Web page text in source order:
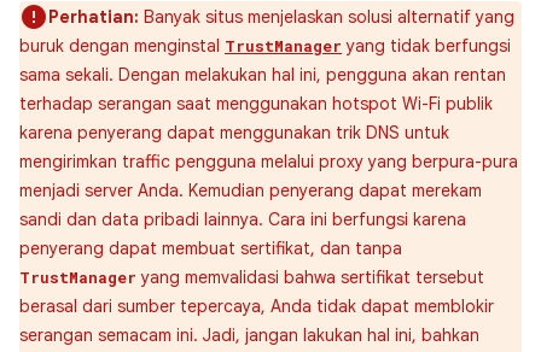
Perhatian: Banyak situs menjelaskan solusi alternatif yang
buruk dengan menginstal TrustManager yang tidak berfungsi
sama sekali. Dengan melakukan hal ini, pengguna akan rentan
terhadap serangan saat menggunakan hotspot Wi-Fi publik
karena penyerang dapat menggunakan trik DNS untuk
mengirimkan traffic pengguna melalui proxy yang berpura-pura
menjadi server Anda. Kemudian penyerang dapat merekam
sandi dan data pribadi lainnya. Cara ini berfungsi karena
penyerang dapat membuat sertifikat, dan tanpa
TrustManager yang memvalidasi bahwa sertifikat tersebut
berasal dari sumber tepercaya, Anda tidak dapat memblokir
serangan semacam ini. Jadi, jangan lakukan hal ini, bahkan